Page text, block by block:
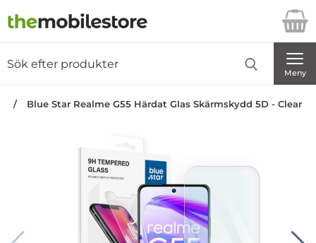
Startsidan för Danira Telecom AB
Meny
Blue Star Realme G55 Härdat Glas Skärmskydd 5D - Clear